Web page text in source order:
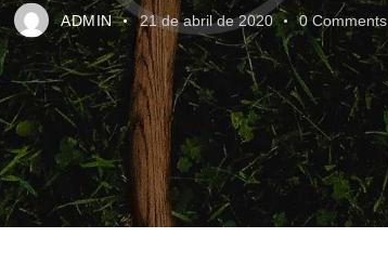
ADMIN 21 de abril de 2020 0 Comments